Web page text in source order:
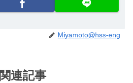
Miyamoto@hss-eng
関連記事